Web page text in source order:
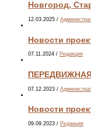
Новгород,
12.03.2025 /
Новости
07.11.2024 / Редакция
07.12.2023 /
Новости
09.09.2023 / Редакция